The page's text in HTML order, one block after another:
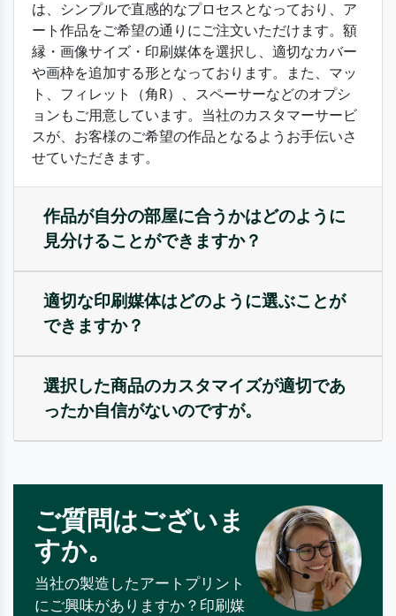
は、シンプルで直感的なプロセスとなっており、ア
ート作品をご希望の通りにご注文いただけます。額
縁・画像サイズ・印刷媒体を選択し、適切なカバー
や画枠を追加する形となっております。また、マッ
ト、フィレット（角R）、スペーサーなどのオプシ
ョンもご用意しています。当社のカスタマーサービ
スが、お客様のご希望の作品となるようお手伝いさ
せていただきます。
作品が自分の部屋に合うかはどのように
見分けることができますか？
適切な印刷媒体はどのように選ぶことが
できますか？
選択した商品のカスタマイズが適切であ
ったか自信がないのですが。
ご質問はございま
すか。
当社の製造したアートプリント
にご興味がありますか？印刷媒